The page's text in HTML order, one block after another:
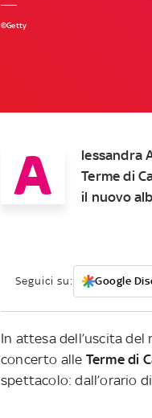
©Getty
A
lessandra
Terme di
il nuovo
Seguici su: Google
In attesa dell’uscita del
concerto alle Terme di
spettacolo: dall’orario